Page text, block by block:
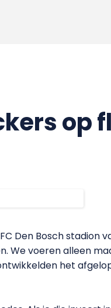
op
Den Bosch stadion
We voeren alleen
het